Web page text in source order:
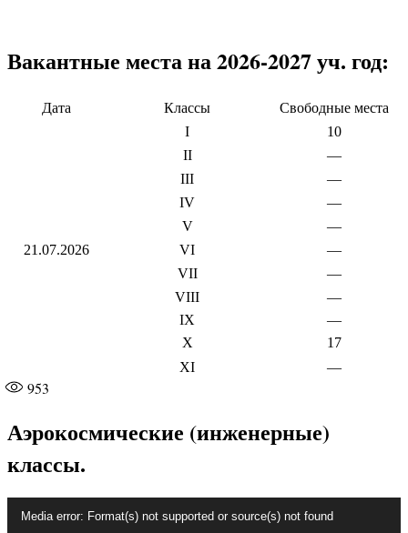
Вакантные места на 2026-2027 уч. год:
Дата Классы Свободные места
21.07.2026
I
10
II
—
III
—
IV
—
V
—
VI
—
VII
—
VIII
—
IX
—
X
17
XI
—
953
Аэрокосмические (инженерные)
классы.
Media error: Format(s) not supported or source(s) not found